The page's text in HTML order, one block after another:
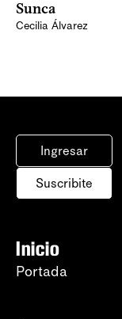
Sunca
Cecilia Álvarez
Ingresar
Suscribite
Inicio
Portada